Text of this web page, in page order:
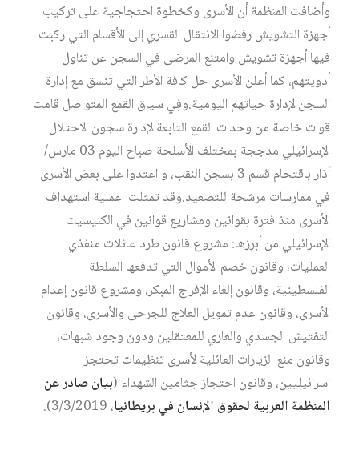
وأضافت المنظمة أن الأسرى وكخطوة احتجاجية على تركيب
أجهزة التشويش رفضوا الانتقال القسري إلى الأقسام التي ركبت
فيها أجهزة تشويش وامتنع المرضى في السجن عن تناول
أدويتهم، كما أعلن الأسرى حل كافة الأطر التي تنسق مع إدارة
السجن لإدارة حياتهم اليومية.وفِي سياق القمع المتواصل قامت
قوات خاصة من وحدات القمع التابعة لإدارة سجون الاحتلال
الإسرائيلي مدججة بمختلف الأسلحة صباح اليوم 03 مارس/
آذار باقتحام قسم 3 بسجن النقب، و اعتدوا على بعض الأسرى
في ممارسات مرشحة للتصعيد.وقد تمثلت عملية استهداف
الأسرى منذ فترة بقوانين ومشاريع قوانين في الكنيسيت
الإسرائيلي من أبرزها: مشروع قانون طرد عائلات منفذي
العمليات، وقانون خصم الأموال التي تدفعها السلطة
الفلسطينية، وقانون إلغاء الإفراج المبكر، ومشروع قانون إعدام
الأسرى، وقانون عدم تمويل العلاج للجرحى والأسرى، وقانون
التفتيش الجسدي والعاري للمعتقلين ودون وجود شبهات،
وقانون منع الزيارات العائلية لأسرى تنظيمات تحتجز
اسرائيليين، وقانون احتجاز جثامين الشهداء (بيان صادر عن
المنظمة العربية لحقوق الإنسان في بريطانيا، 3/3/2019).